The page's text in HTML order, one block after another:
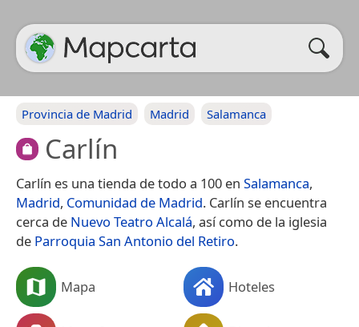
Provincia de Madrid Madrid Salamanca
Carlín
Carlín es una tienda de todo a 100 en Salamanca,
Madrid, Comunidad de Madrid. Carlín se encuentra
cerca de Nuevo Teatro Alcalá, así como de la iglesia
de Parroquia San Antonio del Retiro.
Mapa Hoteles